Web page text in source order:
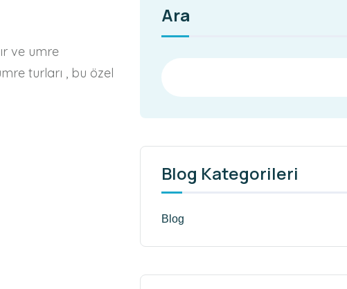
ve umre
turları , bu özel
Ara
Blog Kategorileri
Blog